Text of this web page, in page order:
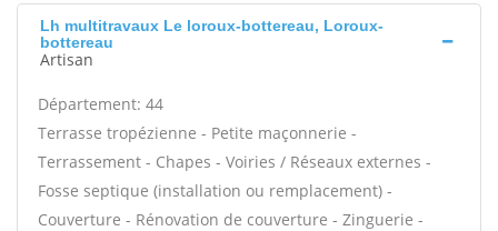
Lh multitravaux Le loroux-bottereau, Loroux-
bottereau
Artisan
Département: 44
Terrasse tropézienne - Petite maçonnerie -
Terrassement - Chapes - Voiries / Réseaux externes -
Fosse septique (installation ou remplacement) -
Couverture - Rénovation de couverture - Zinguerie -